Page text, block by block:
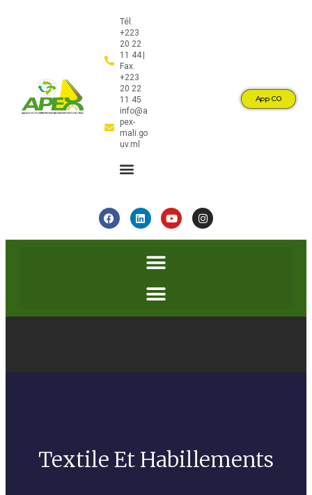
Tél.
+223
20 22
11 44 |
Fax.
+223
20 22
11 45
info@a
pex-
mali.go
uv.ml
App CO
Textile Et Habillements